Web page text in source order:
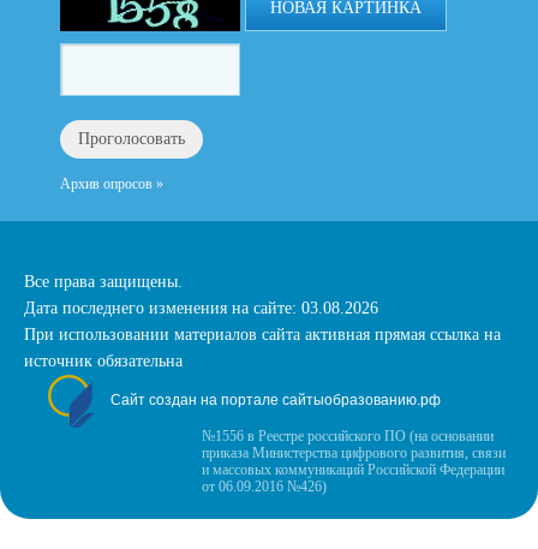
НОВАЯ КАРТИНКА
Архив опросов »
Все права защищены.
Дата последнего изменения на сайте: 03.08.2026
При использовании материалов сайта активная прямая ссылка на
источник обязательна
Сайт создан на портале сайтыобразованию.рф
№1556 в Реестре российского ПО (на основании
приказа Министерства цифрового развития, связи
и массовых коммуникаций Российской Федерации
от 06.09.2016 №426)